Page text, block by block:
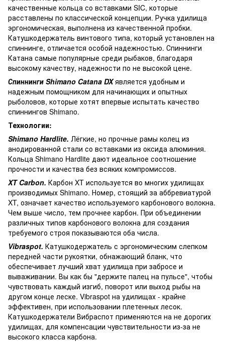
качественные кольца со вставками SIC, которые
расставлены по классической концепции. Ручка удилища
эргономическая, выполнена из качественной пробки.
Катушкодержатель винтового типа, который установлен на
спиннинге, отличается особой надежностью. Спиннинги
Катана самые популярные среди рыбаков, благодаря
высокому качеству, надежности по не высокой цене.
Спиннинги Shimano Catana DXявляется удобным и
надежным помощником для начинающих и опытных
рыболовов, которые хотят впервые испытать качество
спиннингов Shimano.
Технологии:
Shimano Hardlite. Лёгкие, но прочные рамы колец из
анодированной стали со вставками из оксида алюминия.
Кольца Shimano Hardlite дают идеальное соотношение
прочности и качества без всяких компромиссов.
XT Carbon. Карбон XT используется во многих удилищах
производимых Shimano. Номер, стоящий за аббревиатурой
XT, означает качество используемого карбонового волокна.
Чем выше число, тем прочнее карбон. При объединении
различных типов карбонового волокна для создания
требуемого строя показываются оба числа.
Vibraspot. Катушкодержатель с эргономическим слепком
передней части рукоятки, обнажающий бланк, что
обеспечивает лучший хват удилища при забросе и
вываживании. Вы как бы "держите палец на пульсе", чтобы
чувствовать каждый изгиб, поворот или выход рыбы на
другом конце леске. Vibraspot на удилищах - крайне
эффективен, при использовании плетенных лесок.
Катушкодержатели Вибраспот применяются на не дорогих
удилищах, для компенсации чувствительности из-за не
высокого класса карбона.